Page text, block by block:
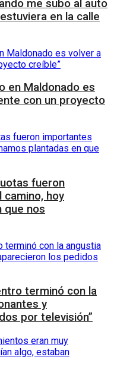
me subo al auto
en la calle
en Maldonado es
con un proyecto
fueron
hoy
que nos
terminó con la
y
por televisión”